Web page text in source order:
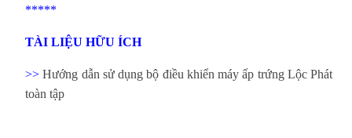
*****
TÀI LIỆU HỮU ÍCH
>>Hướng dẫn sử dụng bộ điều khiển máy ấp trứng Lộc Phát
toàn tập